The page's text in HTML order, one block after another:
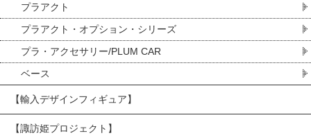
プラアクト
プラアクト・オプション・シリーズ
プラ・アクセサリー/PLUM CAR
ベース
【輸入デザインフィギュア】
【諏訪姫プロジェクト】